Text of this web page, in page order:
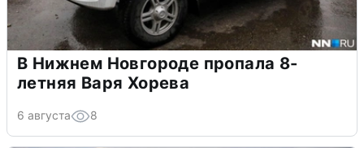
В Нижнем Новгороде пропала 8-
летняя Варя Хорева
6 августа 8